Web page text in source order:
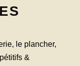
le plancher,
&